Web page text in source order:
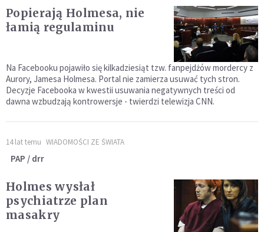
Popierają Holmesa, nie
łamią regulaminu
Na Facebooku pojawiło się kilkadziesiąt tzw. fanpejdżów mordercy z
Aurory, Jamesa Holmesa. Portal nie zamierza usuwać tych stron.
Decyzje Facebooka w kwestii usuwania negatywnych treści od
dawna wzbudzają kontrowersje - twierdzi telewizja CNN.
14 lat temu WIADOMOŚCI ZE ŚWIATA
PAP / drr
Holmes wysłał
psychiatrze plan
masakry